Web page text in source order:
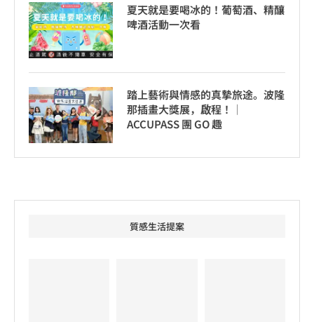
夏天就是要喝冰的！葡萄酒、精釀
啤酒活動一次看
踏上藝術與情感的真摯旅途。波隆
那插畫大獎展，啟程！│
ACCUPASS 團 GO 趣
質感生活提案